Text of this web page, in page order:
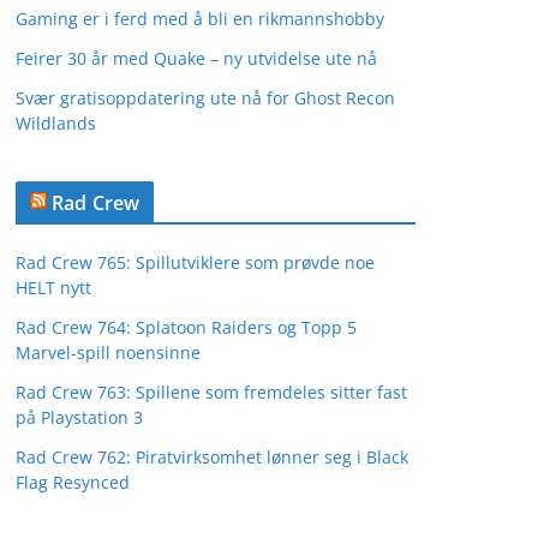
Gaming er i ferd med å bli en rikmannshobby
Feirer 30 år med Quake – ny utvidelse ute nå
Svær gratisoppdatering ute nå for Ghost Recon
Wildlands
Rad Crew
Rad Crew 765: Spillutviklere som prøvde noe
HELT nytt
Rad Crew 764: Splatoon Raiders og Topp 5
Marvel-spill noensinne
Rad Crew 763: Spillene som fremdeles sitter fast
på Playstation 3
Rad Crew 762: Piratvirksomhet lønner seg i Black
Flag Resynced